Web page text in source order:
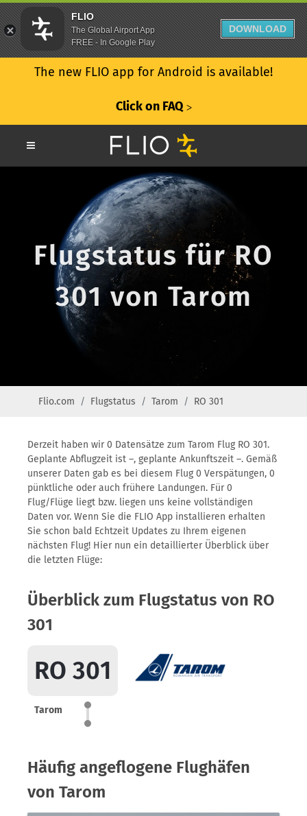
The new FLIO app for Android is available!
Click on FAQ ᐳ
Flugstatus für RO
301 von Tarom
Flio.com Flugstatus Tarom RO 301
Derzeit haben wir 0 Datensätze zum Tarom Flug RO 301.
Geplante Abflugzeit ist –, geplante Ankunftszeit –. Gemäß
unserer Daten gab es bei diesem Flug 0 Verspätungen, 0
pünktliche oder auch frühere Landungen. Für 0
Flug/Flüge liegt bzw. liegen uns keine vollständigen
Daten vor. Wenn Sie die FLIO App installieren erhalten
Sie schon bald Echtzeit Updates zu Ihrem eigenen
nächsten Flug! Hier nun ein detaillierter Überblick über
die letzten Flüge:
Überblick zum Flugstatus von RO
301
RO 301
Tarom
Häufig angeflogene Flughäfen
von Tarom
FLIO
The Global Airport App
FREE - In Google Play
DOWNLOAD